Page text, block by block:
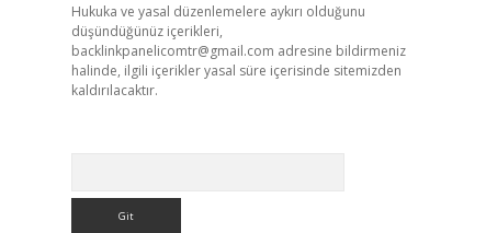
Hukuka ve yasal düzenlemelere aykırı olduğunu
düşündüğünüz içerikleri,
backlinkpanelicomtr@gmail.com adresine bildirmeniz
halinde, ilgili içerikler yasal süre içerisinde sitemizden
kaldırılacaktır.